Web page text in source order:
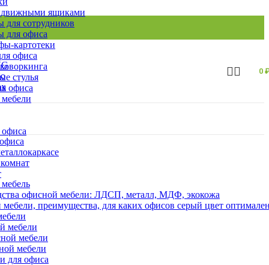
ящиками
сотрудников
для офиса
картотеки
офиса
стулья
офиса
офисной мебели: ЛДСП, металл, МДФ, экокожа
преимущества, для каких офисов серый цвет
мебели
мебели
мебели
для офиса
0